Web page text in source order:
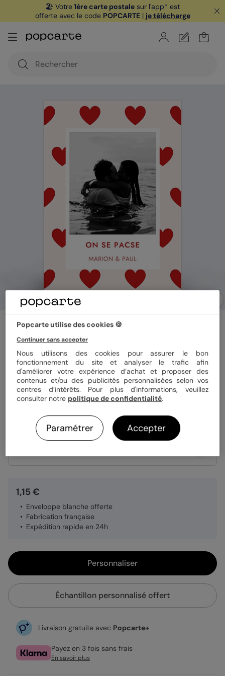
🏖️ Votre1ère carte postale sur l'app* est
offerte avec le code POPCARTE| je télécharge
Faire part pacs
1001 Cœurs
Format 12x17 cm
Papier Papier Satiné
1,15 €
Enveloppe blanche offerte
Fabrication française
Expédition rapide en 24h
Personnaliser
Échantillon personnalisé offert
Livraison gratuite avec Popcarte+
Payez en 3 fois sans frais
En savoir plus
Popcarte utilise des cookies 🍪
Continuer sans accepter
Nous utilisons des cookies pour assurer le bon
fonctionnement du site et analyser le trafic afin
d'améliorer votre expérience d’achat et proposer des
contenus et/ou des publicités personnalisées selon vos
centres d’intérêts. Pour plus d'informations, veuillez
consulter notre politique de confidentialité.
Paramétrer Accepter